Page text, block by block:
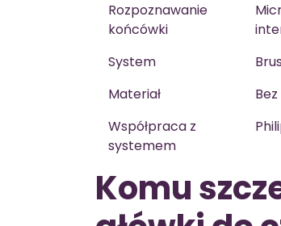
Rozpoznawanie
końcówki
System
Materiał
Współpraca z
systemem
Komu